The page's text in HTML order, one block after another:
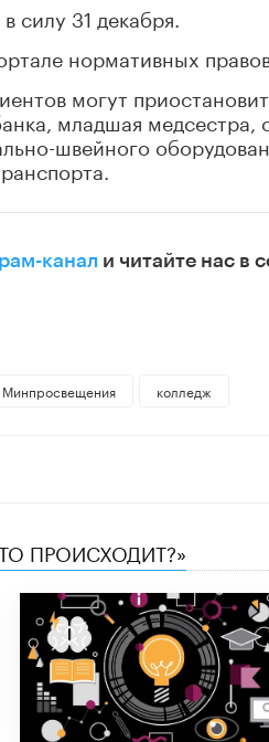
силу 31 декабря.
нормативных
могут
младшая медсестра,
швейного
канал и читайте нас в
Минпросвещения колледж
ПРОИСХОДИТ?»